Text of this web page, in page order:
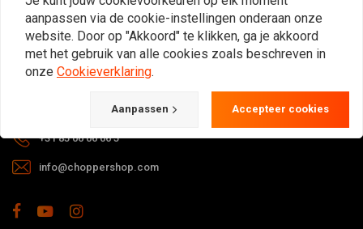
algemene informatie kun je altijd op
één van de onderstaande manieren
Gotenburgweg 46a, 9723 TM Groningen (The Netherlands)
+31 85 06 06 06 5
info@choppershop.com
aanpassen via de cookie-instellingen onderaan onze
website. Door op "Akkoord" te klikken, ga je akkoord
met het gebruik van alle cookies zoals beschreven in
onze Cookieverklaring.
Aanpassen Accepteer cookies